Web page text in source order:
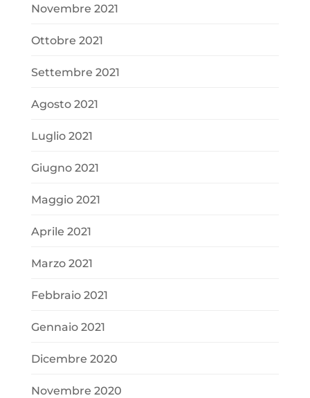
Novembre 2021
Ottobre 2021
Settembre 2021
Agosto 2021
Luglio 2021
Giugno 2021
Maggio 2021
Aprile 2021
Marzo 2021
Febbraio 2021
Gennaio 2021
Dicembre 2020
Novembre 2020